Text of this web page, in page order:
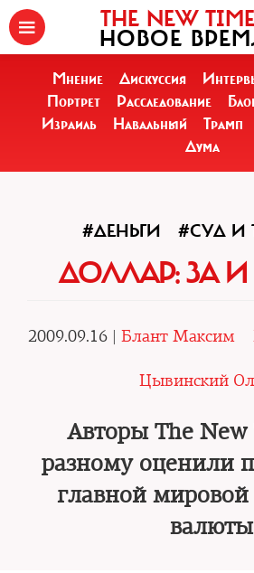
THE NEW
НОВОЕ
Мнение Дискуссия
Портрет
Расследование
Израиль
Навальный Трамп
Дума
#ДЕНЬГИ #СУД И
ДОЛЛАР: ЗА
2009.09.16 | Блант Максим
Цывинский
Авторы The New
разному оценили
главной мировой
валюты